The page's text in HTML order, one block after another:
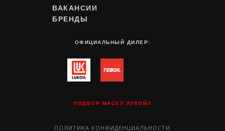
ПОЛИТИКА КОНФИДЕНЦИАЛЬНОСТИ
ОФИЦИАЛЬНЫЙ ДИЛЕР:
БРЕНДЫ
ПОДБОР МАСЕЛ ЛУКОЙЛ
ВАКАНСИИ